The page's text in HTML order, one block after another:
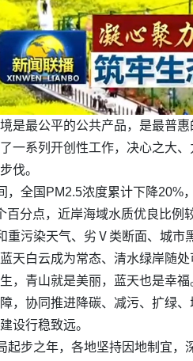
是最公平的公共产品，是最普
一系列开创性工作，决心之大
伐。
，全国PM2.5浓度累计下降
百分点，近岸海域水质优良比
重污染天气、劣Ⅴ类断面、城市
天白云成为常态、清水绿岸随
，青山就是美丽，蓝天也是幸
，协同推进降碳、减污、扩绿
设行稳致远。
起步之年，各地坚持因地制宜